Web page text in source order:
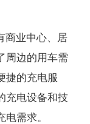
商业中心、居
周边的用车需
捷的充电服
充电设备和技
需求。